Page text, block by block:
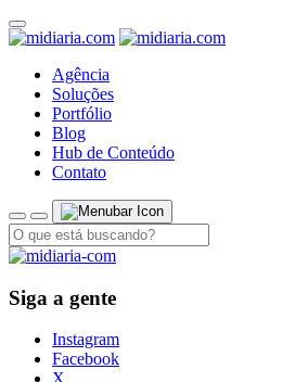
Agência
Soluções
Portfólio
Blog
Hub de Conteúdo
Contato
Siga a gente
Instagram
Facebook